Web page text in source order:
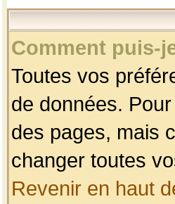
Comment puis-
Toutes vos
de données.
des pages, mais
changer toutes
Revenir en haut